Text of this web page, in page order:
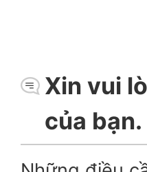
Xin vui
của bạn.